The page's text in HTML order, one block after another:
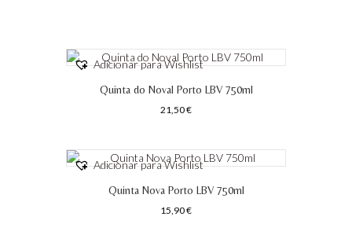
Adicionar para Wishlist
Quinta do Noval Porto LBV 750ml
21,50€
Adicionar para Wishlist
Quinta Nova Porto LBV 750ml
15,90€